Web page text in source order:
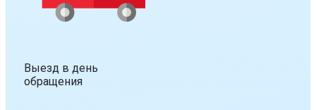
Выезд в день
обращения